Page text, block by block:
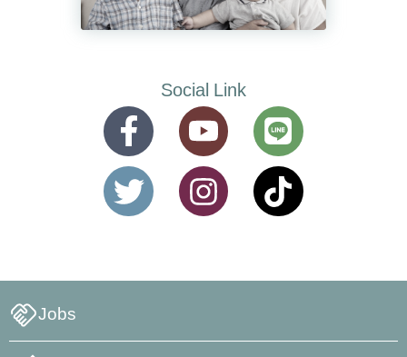
Social Link
Jobs